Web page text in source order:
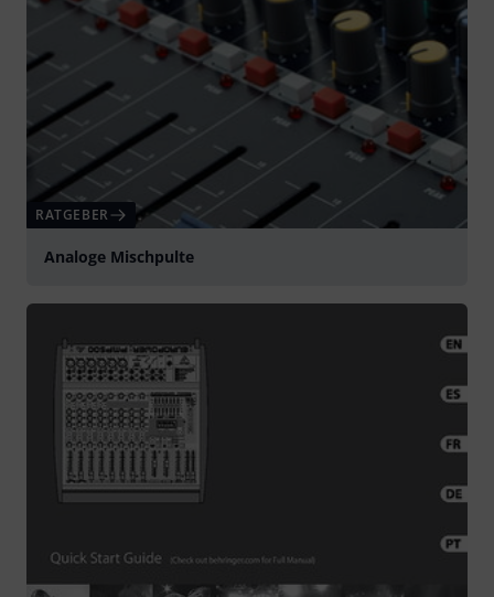
RATGEBER
Analoge Mischpulte